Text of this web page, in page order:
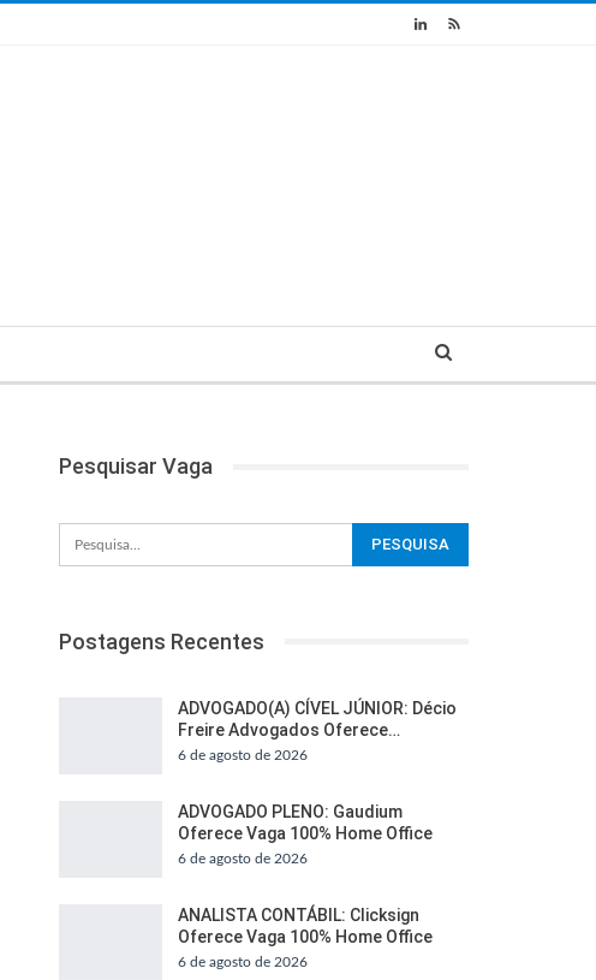
Pesquisar Vaga
Postagens Recentes
ADVOGADO(A) CÍVEL JÚNIOR: Décio
Freire Advogados Oferece…
6 de agosto de 2026
ADVOGADO PLENO: Gaudium
Oferece Vaga 100% Home Office
6 de agosto de 2026
ANALISTA CONTÁBIL: Clicksign
Oferece Vaga 100% Home Office
6 de agosto de 2026